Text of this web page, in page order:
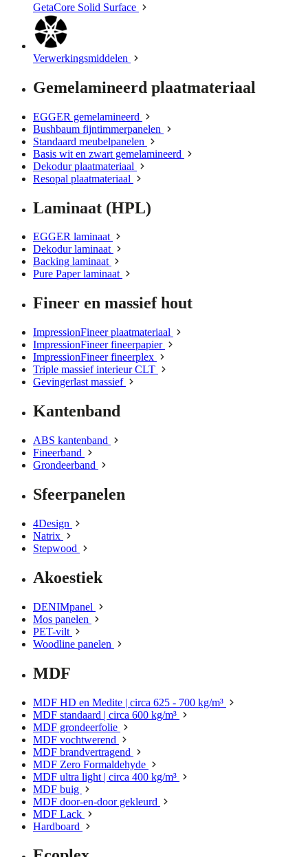
GetaCore Solid Surface
Verwerkingsmiddelen
Gemelamineerd plaatmateriaal
EGGER gemelamineerd
Bushbaum fijntimmerpanelen
Standaard meubelpanelen
Basis wit en zwart gemelamineerd
Dekodur plaatmateriaal
Resopal plaatmateriaal
Laminaat (HPL)
EGGER laminaat
Dekodur laminaat
Backing laminaat
Pure Paper laminaat
Fineer en massief hout
ImpressionFineer plaatmateriaal
ImpressionFineer fineerpapier
ImpressionFineer fineerplex
Triple massief interieur CLT
Gevingerlast massief
Kantenband
ABS kantenband
Fineerband
Grondeerband
Sfeerpanelen
4Design
Natrix
Stepwood
Akoestiek
DENIMpanel
Mos panelen
PET-vilt
Woodline panelen
MDF
MDF HD en Medite | circa 625 - 700 kg/m³
MDF standaard | circa 600 kg/m³
MDF grondeerfolie
MDF vochtwerend
MDF brandvertragend
MDF Zero Formaldehyde
MDF ultra light | circa 400 kg/m³
MDF buig
MDF door-en-door gekleurd
MDF Lack
Hardboard